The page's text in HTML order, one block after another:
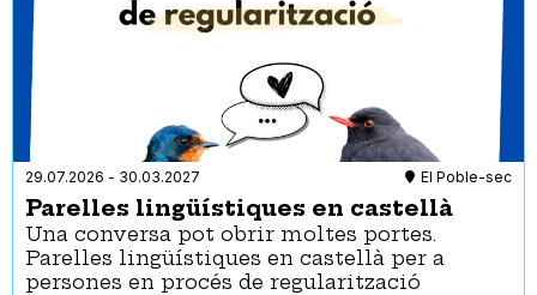
29.07.2026 - 30.03.2027 El Poble-sec
Parelles lingüístiques en castellà
Una conversa pot obrir moltes portes.
Parelles lingüístiques en castellà per a
persones en procés de regularització